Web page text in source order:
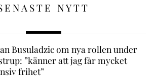
NYTT
Busuladzic om nya rollen under
”känner att jag får mycket
frihet”